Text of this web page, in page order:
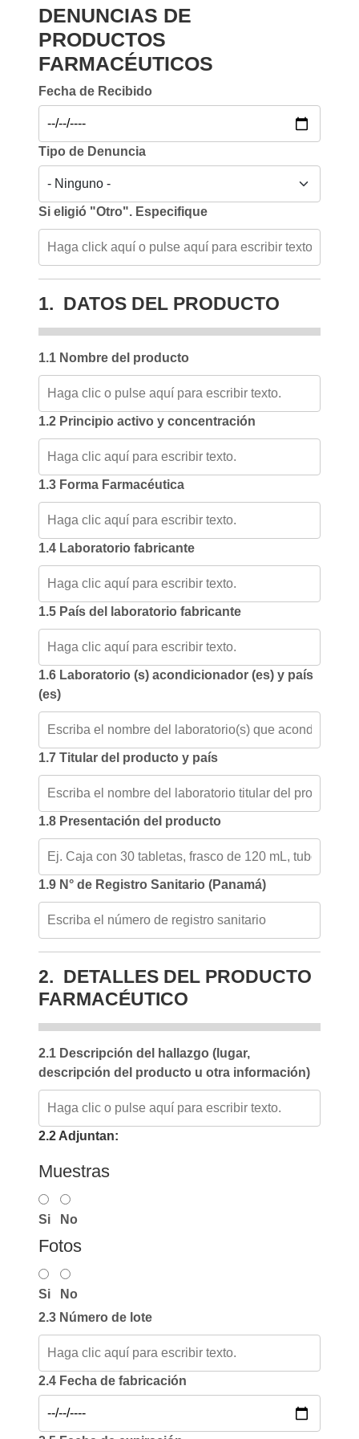
DENUNCIAS DE
PRODUCTOS
FARMACÉUTICOS
Fecha de Recibido
Tipo de Denuncia
Si eligió "Otro". Especifique
1. DATOS DEL PRODUCTO
1.1 Nombre del producto
1.2 Principio activo y concentración
1.3 Forma Farmacéutica
1.4 Laboratorio fabricante
1.5 País del laboratorio fabricante
1.6 Laboratorio (s) acondicionador (es) y país
(es)
1.7 Titular del producto y país
1.8 Presentación del producto
1.9 N° de Registro Sanitario (Panamá)
2. DETALLES DEL PRODUCTO
FARMACÉUTICO
2.1 Descripción del hallazgo (lugar,
descripción del producto u otra información)
2.2 Adjuntan:
Muestras
Si No
Fotos
Si
No
2.3 Número de lote
2.4 Fecha de fabricación